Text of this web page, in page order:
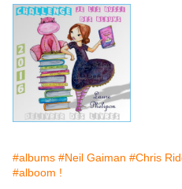
#albums #Neil Gaiman #Chris
#alboom !